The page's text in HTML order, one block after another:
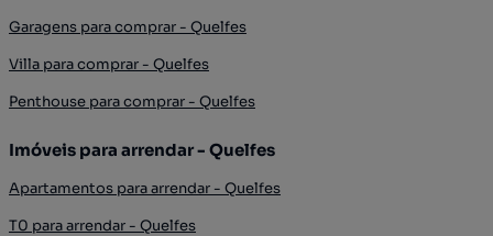
Garagens para comprar - Quelfes
Villa para comprar - Quelfes
Penthouse para comprar - Quelfes
Imóveis para arrendar - Quelfes
Apartamentos para arrendar - Quelfes
T0 para arrendar - Quelfes